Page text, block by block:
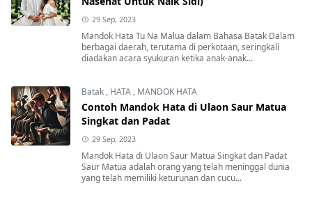
29 Sep, 2023
Mandok Hata Tu Na Malua dalam Bahasa Batak Dalam
berbagai daerah, terutama di perkotaan, seringkali
diadakan acara syukuran ketika anak-anak...
Batak , HATA , MANDOK HATA
Contoh Mandok Hata di Ulaon Saur Matua
Singkat dan Padat
29 Sep, 2023
Mandok Hata di Ulaon Saur Matua Singkat dan Padat
Saur Matua adalah orang yang telah meninggal dunia
yang telah memiliki keturunan dan cucu...